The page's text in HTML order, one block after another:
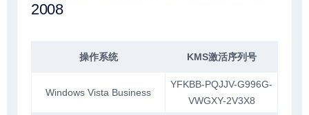
2008
操作系统 KMS激活序列号
Windows Vista Business
YFKBB-PQJJV-G996G-
VWGXY-2V3X8